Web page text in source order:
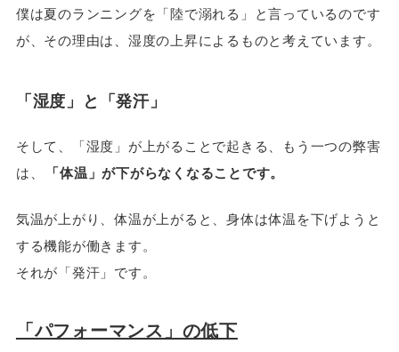
僕は夏のランニングを「陸で溺れる」と言っているのです
が、その理由は、湿度の上昇によるものと考えています。
「湿度」と「発汗」
そして、「湿度」が上がることで起きる、もう一つの弊害
は、
「体温」が下がらなくなることです。
気温が上がり、体温が上がると、身体は体温を下げようと
する機能が働きます。
それが「発汗」です。
「パフォーマンス」の低下